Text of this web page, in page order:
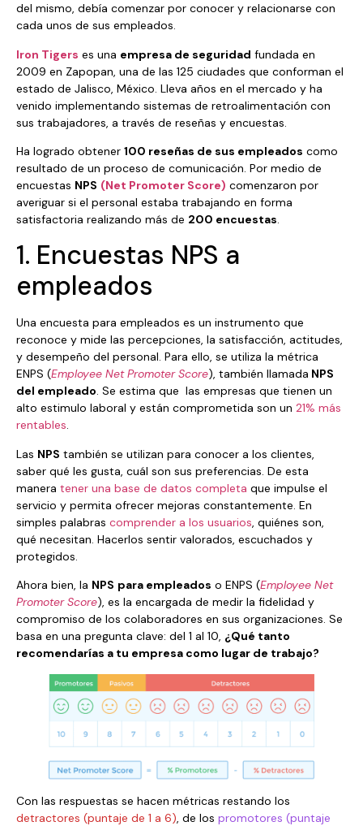
del mismo, debía comenzar por conocer y relacionarse con
cada unos de sus empleados.
Iron Tigers es una empresa de seguridad fundada en
2009 en Zapopan, una de las 125 ciudades que conforman el
estado de Jalisco, México. Lleva años en el mercado y ha
venido implementando sistemas de retroalimentación con
sus trabajadores, a través de reseñas y encuestas.
Ha logrado obtener 100 reseñas de sus empleados como
resultado de un proceso de comunicación. Por medio de
encuestas NPS (Net Promoter Score) comenzaron por
averiguar si el personal estaba trabajando en forma
satisfactoria realizando más de 200 encuestas.
1. Encuestas NPS a
empleados
Una encuesta para empleados es un instrumento que
reconoce y mide las percepciones, la satisfacción, actitudes,
y desempeño del personal. Para ello, se utiliza la métrica
ENPS (Employee Net Promoter Score), también llamada NPS
del empleado. Se estima que las empresas que tienen un
alto estimulo laboral y están comprometida son un 21% más
rentables.
Las NPS también se utilizan para conocer a los clientes,
saber qué les gusta, cuál son sus preferencias. De esta
manera tener una base de datos completa que impulse el
servicio y permita ofrecer mejoras constantemente. En
simples palabras comprender a los usuarios, quiénes son,
qué necesitan. Hacerlos sentir valorados, escuchados y
protegidos.
Ahora bien, la NPS para empleados o ENPS (Employee Net
Promoter Score), es la encargada de medir la fidelidad y
compromiso de los colaboradores en sus organizaciones. Se
basa en una pregunta clave: del 1 al 10, ¿Qué tanto
recomendarías a tu empresa como lugar de trabajo?
Con las respuestas se hacen métricas restando los
detractores (puntaje de 1 a 6) , de los promotores (puntaje